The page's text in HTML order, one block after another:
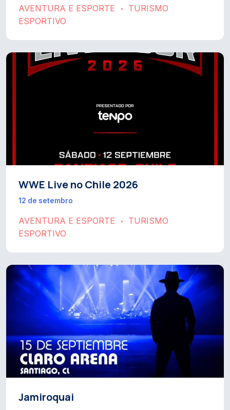
AVENTURA E ESPORTE •
TURISMO
ESPORTIVO
WWE Live no Chile 2026
12 de setembro
AVENTURA E ESPORTE •
TURISMO
ESPORTIVO
Jamiroquai